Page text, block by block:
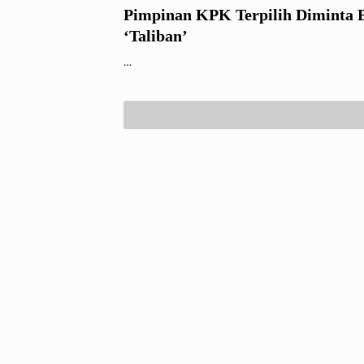
Pimpinan KPK Terpilih Diminta
‘Taliban’
…